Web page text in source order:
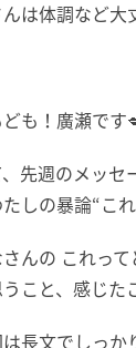
は体調など大
も！廣瀬です
先週のメッセ
たしの暴論“こ
んの これって
うこと、感じた
長文でしっか